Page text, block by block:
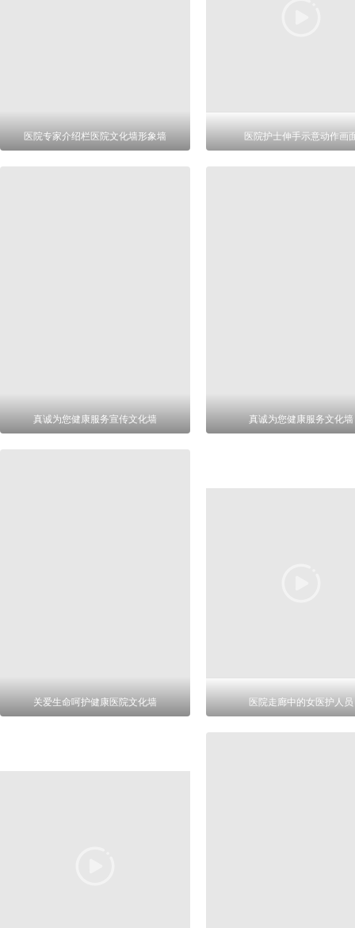
医院专家介绍栏医院文化墙形象墙 医院护士伸手示意动作画
真诚为您健康服务宣传文化墙 真诚为您健康服务文化墙
关爱生命呵护健康医院文化墙 医院走廊中的女医护人员